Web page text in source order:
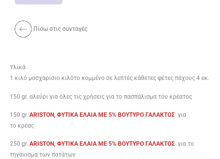
Πίσω στις συνταγές
Υλικά
1 κιλό μοσχαρίσιο κιλότο κομμένο σε λεπτές κάθετες φέτες πάχους 4 εκ.
150 gr. αλεύρι για όλες τις χρήσεις για το πασπάλισμα του κρέατος
150 gr. ARISTON, ΦΥΤΙΚΑ ΕΛΑΙΑ ME 5% BOYTYΡΟ ΓΑΛΑΚΤΟΣ για
το κρέας
250 gr. ARISTON, ΦΥΤΙΚΑ ΕΛΑΙΑ ME 5% BOYTYΡΟ ΓΑΛΑΚΤΟΣ για το
τηγάνισμα των πατάτων